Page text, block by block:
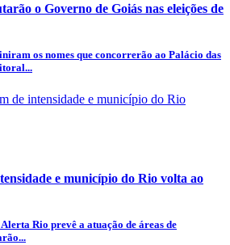
o Governo de Goiás nas eleições de
os nomes que concorrerão ao Palácio das
e município do Rio volta ao
Rio prevê a atuação de áreas de